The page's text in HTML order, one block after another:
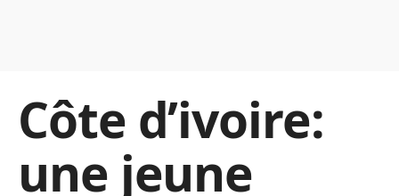
Côte d’ivoire:
une jeune